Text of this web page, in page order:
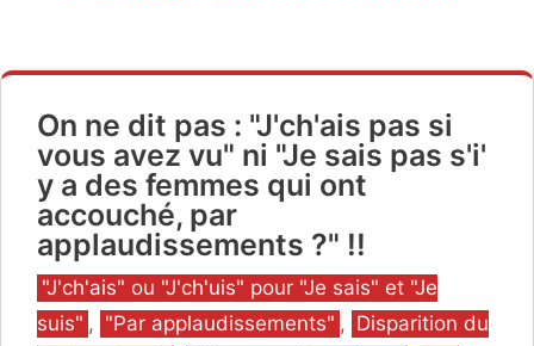
On ne dit pas : "J'ch'ais pas si
vous avez vu" ni "Je sais pas s'i'
y a des femmes qui ont
accouché, par
applaudissements ?" !!
Catégories
"J'ch'ais" ou "J'ch'uis" pour "Je sais" et "Je
suis" , "Par applaudissements" , Disparition du